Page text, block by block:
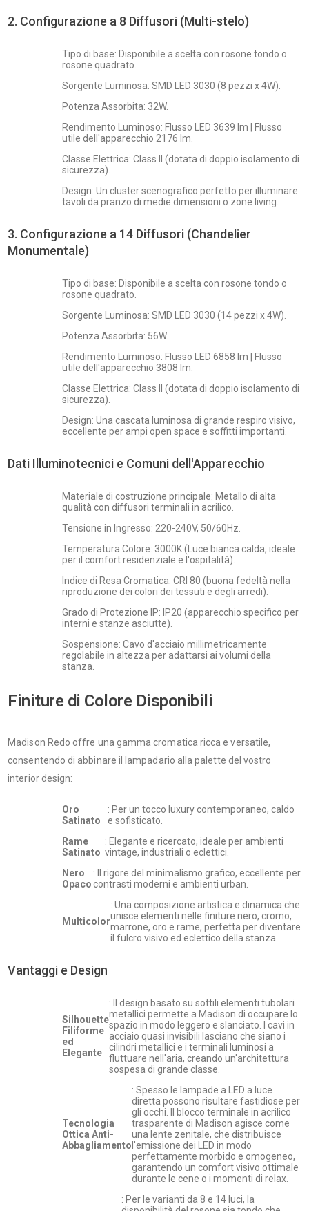
2. Configurazione a 8 Diffusori (Multi-stelo)
Tipo di base: Disponibile a scelta con rosone tondo o
rosone quadrato.
Sorgente Luminosa: SMD LED 3030 (8 pezzi x 4W).
Potenza Assorbita: 32W.
Rendimento Luminoso: Flusso LED 3639 lm | Flusso
utile dell'apparecchio 2176 lm.
Classe Elettrica: Class II (dotata di doppio isolamento di
sicurezza).
Design: Un cluster scenografico perfetto per illuminare
tavoli da pranzo di medie dimensioni o zone living.
3. Configurazione a 14 Diffusori (Chandelier
Monumentale)
Tipo di base: Disponibile a scelta con rosone tondo o
rosone quadrato.
Sorgente Luminosa: SMD LED 3030 (14 pezzi x 4W).
Potenza Assorbita: 56W.
Rendimento Luminoso: Flusso LED 6858 lm | Flusso
utile dell'apparecchio 3808 lm.
Classe Elettrica: Class II (dotata di doppio isolamento di
sicurezza).
Design: Una cascata luminosa di grande respiro visivo,
eccellente per ampi open space e soffitti importanti.
Dati Illuminotecnici e Comuni dell'Apparecchio
Materiale di costruzione principale: Metallo di alta
qualità con diffusori terminali in acrilico.
Tensione in Ingresso: 220-240V, 50/60Hz.
Temperatura Colore: 3000K (Luce bianca calda, ideale
per il comfort residenziale e l'ospitalità).
Indice di Resa Cromatica: CRI 80 (buona fedeltà nella
riproduzione dei colori dei tessuti e degli arredi).
Grado di Protezione IP: IP20 (apparecchio specifico per
interni e stanze asciutte).
Sospensione: Cavo d'acciaio millimetricamente
regolabile in altezza per adattarsi ai volumi della
stanza.
Finiture di Colore Disponibili
Madison Redo offre una gamma cromatica ricca e versatile,
consentendo di abbinare il lampadario alla palette del vostro
interior design:
Oro
Satinato
: Per un tocco luxury contemporaneo, caldo
e sofisticato.
Rame
Satinato
: Elegante e ricercato, ideale per ambienti
vintage, industriali o eclettici.
Nero
Opaco
: Il rigore del minimalismo grafico, eccellente per
contrasti moderni e ambienti urban.
Multicolor
: Una composizione artistica e dinamica che
unisce elementi nelle finiture nero, cromo,
marrone, oro e rame, perfetta per diventare
il fulcro visivo ed eclettico della stanza.
Vantaggi e Design
Silhouette
Filiforme
ed
Elegante
: Il design basato su sottili elementi tubolari
metallici permette a Madison di occupare lo
spazio in modo leggero e slanciato. I cavi in
acciaio quasi invisibili lasciano che siano i
cilindri metallici e i terminali luminosi a
fluttuare nell'aria, creando un'architettura
sospesa di grande classe.
Tecnologia
Ottica Anti-
Abbagliamento
: Spesso le lampade a LED a luce
diretta possono risultare fastidiose per
gli occhi. Il blocco terminale in acrilico
trasparente di Madison agisce come
una lente zenitale, che distribuisce
l'emissione dei LED in modo
perfettamente morbido e omogeneo,
garantendo un comfort visivo ottimale
durante le cene o i momenti di relax.
: Per le varianti da 8 e 14 luci, la